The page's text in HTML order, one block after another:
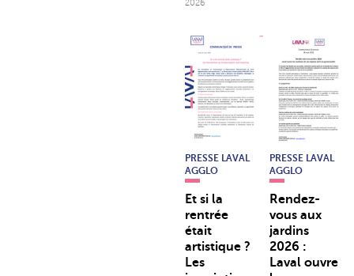
2026
PRESSE LAVAL
AGGLO
Et si la
rentrée
était
artistique ?
Les
PRESSE LAVAL
AGGLO
Rendez-
vous aux
jardins
2026 :
Laval ouvre